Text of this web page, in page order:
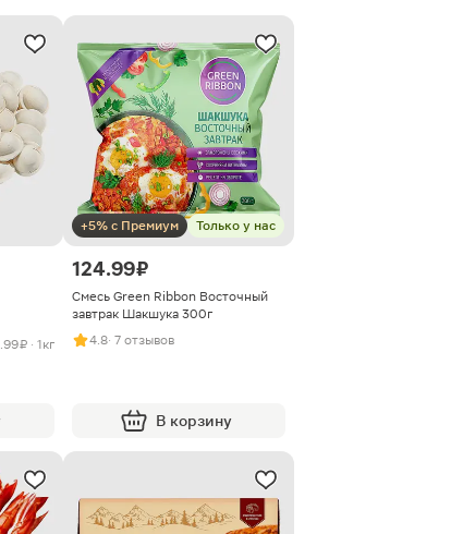
₽ · 1кг
+5% с Премиум Только у нас
124.99 ₽
Смесь Green Ribbon Восточный
завтрак Шакшука 300г
4.8· 7 отзывов
В корзину